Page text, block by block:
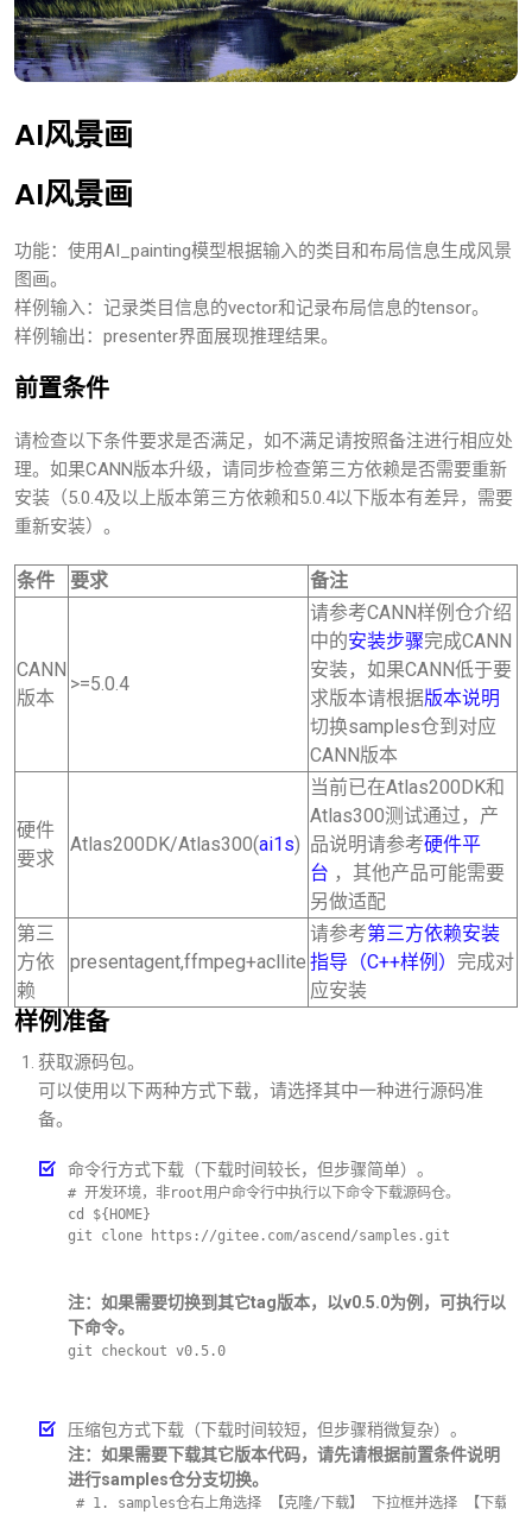
AI风景画
AI风景画
功能：使用AI_painting模型根据输入的类目和布局信息生成风景
图画。
样例输入：记录类目信息的vector和记录布局信息的tensor。
样例输出：presenter界面展现推理结果。
前置条件
请检查以下条件要求是否满足，如不满足请按照备注进行相应处
理。如果CANN版本升级，请同步检查第三方依赖是否需要重新
安装（5.0.4及以上版本第三方依赖和5.0.4以下版本有差异，需要
重新安装）。
条件 要求 备注
CANN
版本
>=5.0.4
请参考CANN样例仓介绍
中的安装步骤完成CANN
安装，如果CANN低于要
求版本请根据版本说明
切换samples仓到对应
CANN版本
硬件
要求
Atlas200DK/Atlas300(ai1s)
当前已在Atlas200DK和
Atlas300测试通过，产
品说明请参考硬件平
台 ，其他产品可能需要
另做适配
第三
方依
赖
presentagent,ffmpeg+acllite
请参考第三方依赖安装
指导（C++样例） 完成对
应安装
样例准备
获取源码包。
可以使用以下两种方式下载，请选择其中一种进行源码准
备。
命令行方式下载（下载时间较长，但步骤简单）。
# 开发环境，非root用户命令行中执行以下命令下载源码仓。
cd ${HOME}
git clone https://gitee.com/ascend/samples.git
注：如果需要切换到其它tag版本，以v0.5.0为例，可执行以
下命令。
git checkout v0.5.0
压缩包方式下载（下载时间较短，但步骤稍微复杂）。
注：如果需要下载其它版本代码，请先请根据前置条件说明
进行samples仓分支切换。
# 1. samples仓右上角选择 【克隆/下载】 下拉框并选择 【下